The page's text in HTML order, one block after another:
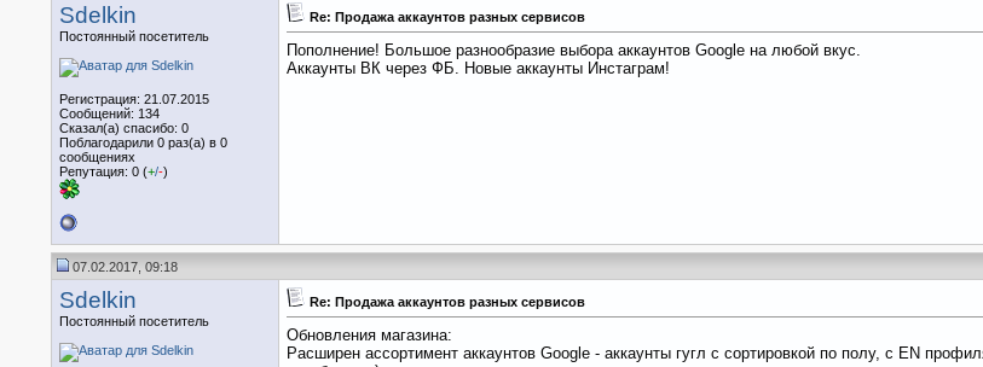
Sdelkin
Постоянный посетитель
Регистрация: 21.07.2015
Сообщений: 134
Сказал(а) спасибо: 0
Поблагодарили 0 раз(а) в 0
сообщениях
Репутация: 0 (+/-)
Re: Продажа аккаунтов разных сервисов
Пополнение! Большое разнообразие выбора аккаунтов Google на любой вкус.
Аккаунты ВК через ФБ. Новые аккаунты Инстаграм!
07.02.2017, 09:18
Sdelkin
Постоянный посетитель
Re: Продажа аккаунтов разных сервисов
Обновления магазина:
Расширен ассортимент аккаунтов Google - аккаунты гугл с сортировкой по полу, с EN